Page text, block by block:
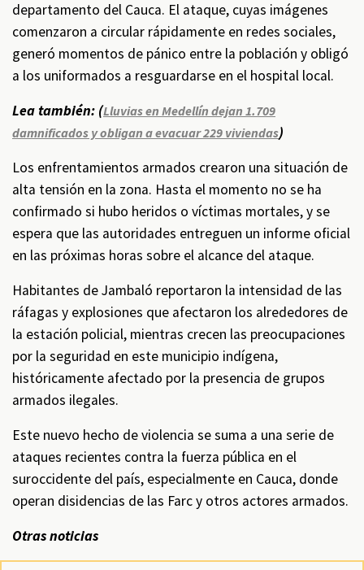
departamento del Cauca. El ataque, cuyas imágenes
comenzaron a circular rápidamente en redes sociales,
generó momentos de pánico entre la población y obligó
a los uniformados a resguardarse en el hospital local.
Lea también: (Lluvias en Medellín dejan 1.709
damnificados y obligan a evacuar 229 viviendas)
Los enfrentamientos armados crearon una situación de
alta tensión en la zona. Hasta el momento no se ha
confirmado si hubo heridos o víctimas mortales, y se
espera que las autoridades entreguen un informe oficial
en las próximas horas sobre el alcance del ataque.
Habitantes de Jambaló reportaron la intensidad de las
ráfagas y explosiones que afectaron los alrededores de
la estación policial, mientras crecen las preocupaciones
por la seguridad en este municipio indígena,
históricamente afectado por la presencia de grupos
armados ilegales.
Este nuevo hecho de violencia se suma a una serie de
ataques recientes contra la fuerza pública en el
suroccidente del país, especialmente en Cauca, donde
operan disidencias de las Farc y otros actores armados.
Otras noticias